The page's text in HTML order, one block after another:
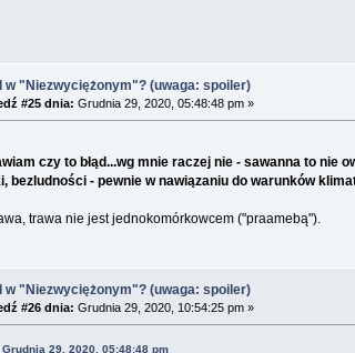
w "Niezwyciężonym"? (uwaga: spoiler)
#25 dnia: Grudnia 29, 2020, 05:48:48 pm »
czy to błąd...wg mnie raczej nie - sawanna to nie
bezludności - pewnie w nawiązaniu do warunków
trawa nie jest jednokomórkowcem ("praamebą").
w "Niezwyciężonym"? (uwaga: spoiler)
#26 dnia: Grudnia 29, 2020, 10:54:25 pm »
29, 2020, 05:48:48 pm